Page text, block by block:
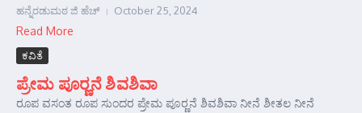
ಹನ್ನೆರಡುಮಠ ಜಿ ಹೆಚ್ October 25, 2024
Read More
ಕವಿತೆ
ಪ್ರೇಮ ಪೂರ್‍ಣನೆ ಶಿವಶಿವಾ
ರೂಪ ವಸಂತ ರೂಪ ಸುಂದರ ಪ್ರೇಮ ಪೂರ್‍ಣನೆ ಶಿವಶಿವಾ ನೀನೆ ಶೀತಲ ನೀನೆ